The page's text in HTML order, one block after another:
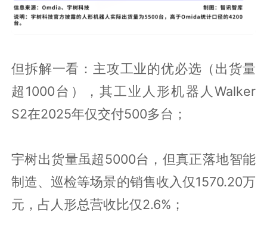
但拆解一看：主攻工业的优必选（出货量
超1000台），其工业人形机器人Walker
S2在2025年仅交付500多台；
宇树出货量虽超5000台，但真正落地智能
制造、巡检等场景的销售收入仅1570.20万
元，占人形总营收比仅2.6%；